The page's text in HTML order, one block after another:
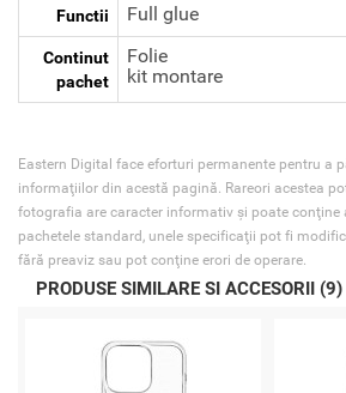
Functii Full glue
Continut
pachet
Folie
kit montare
Eastern Digital face eforturi permanente pentru a
informaţiilor din acestă pagină. Rareori acestea
fotografia are caracter informativ şi poate conţine
pachetele standard, unele specificaţii pot fi
fără preaviz sau pot conţine erori de operare.
PRODUSE SIMILARE SI ACCESORII (9)